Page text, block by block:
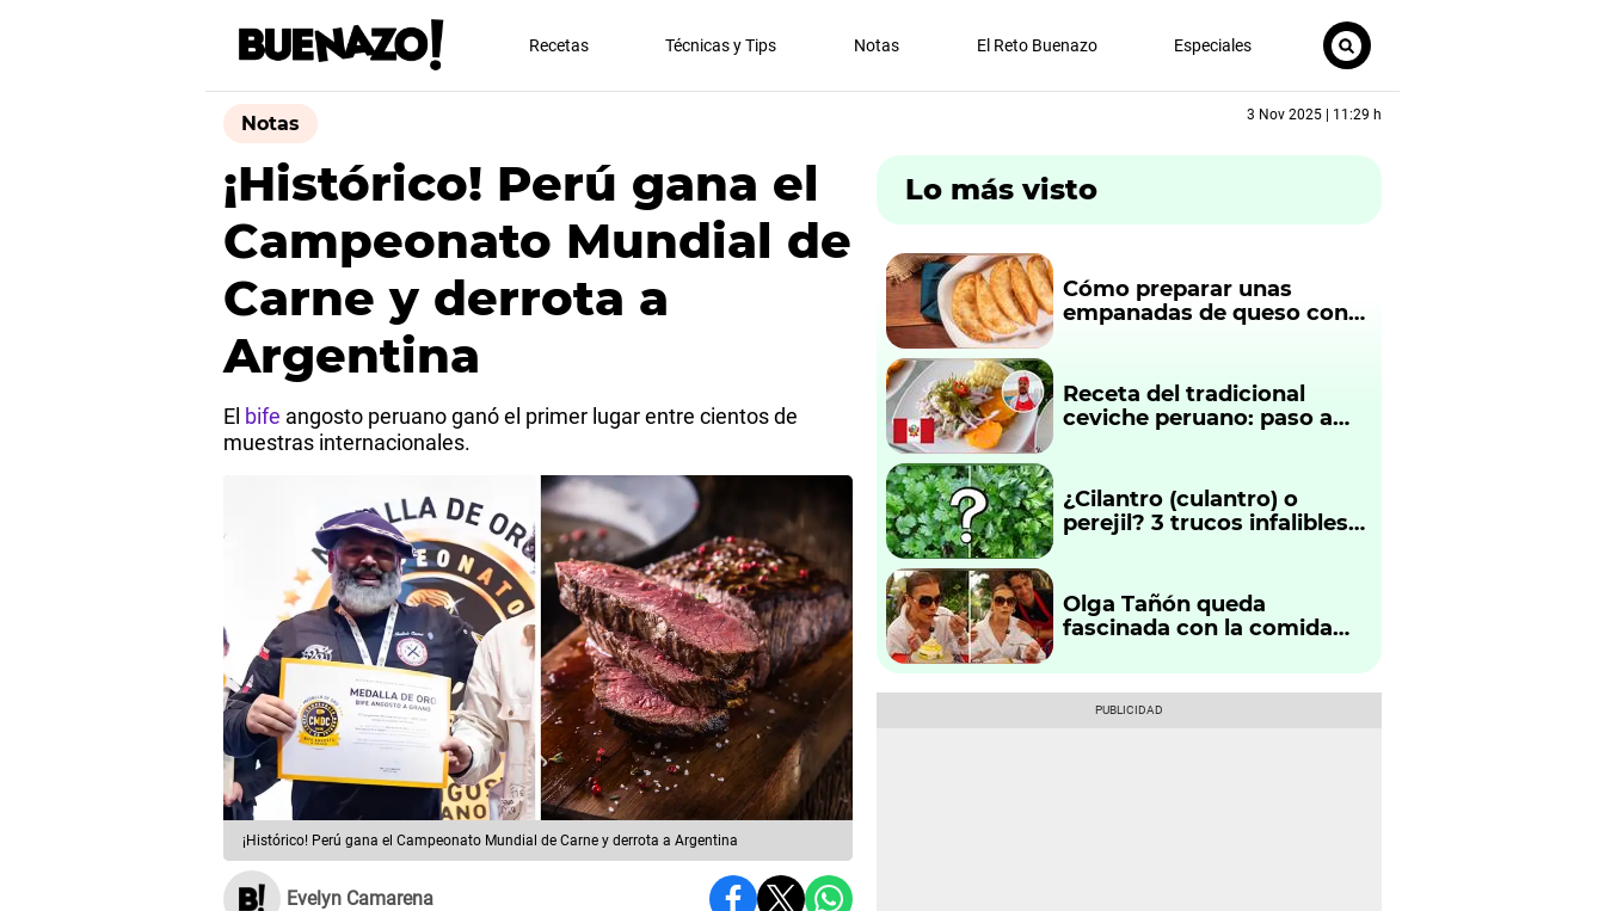
Recetas Técnicas y Tips Notas El Reto Buenazo Especiales
Notas 3 Nov 2025 | 11:29 h
¡Histórico! Perú gana el
Campeonato Mundial de
Carne y derrota a
Argentina
El bife angosto peruano ganó el primer lugar entre cientos de
muestras internacionales.
¡Histórico! Perú gana el Campeonato Mundial de Carne y derrota a Argentina
Evelyn Camarena
Lo más visto
Cómo preparar unas
empanadas de queso con
Receta del tradicional
ceviche peruano: paso a
¿Cilantro (culantro) o
perejil? 3 trucos infalibles
Olga Tañón queda
fascinada con la comida
Rodrigo Fernandini:
“Sabroso”